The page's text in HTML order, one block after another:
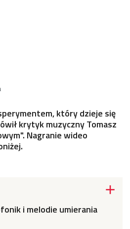
który dzieje się
krytyk muzyczny Tomasz
Nagranie wideo

i melodie umierania